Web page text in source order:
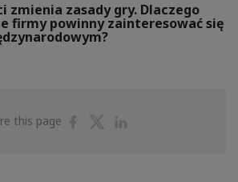
zmienia zasady gry. Dlaczego
firmy powinny zainteresować się
this page
ShareShare